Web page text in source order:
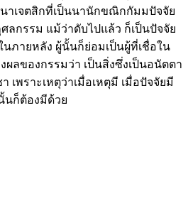
นาเจตสิกที่เป็นนานักขณิกกัมมปัจจัย
ลกรรม แม้ว่าดับไปแล้ว ก็เป็นปัจจัย
ภายหลัง ผู้นั้นก็ย่อมเป็นผู้ที่เชื่อใน
ผลของกรรมว่า เป็นสิ่งซึ่งเป็นอนัตตา
พราะเหตุว่าเมื่อเหตุมี เมื่อปัจจัยมี
นก็ต้องมีด้วย